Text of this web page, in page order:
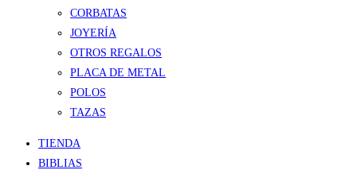
CORBATAS
JOYERÍA
OTROS REGALOS
PLACA DE METAL
POLOS
TAZAS
TIENDA
BIBLIAS